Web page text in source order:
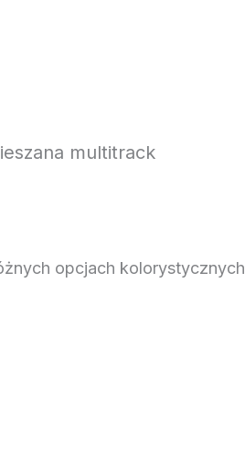
multitrack
opcjach kolorystycznych